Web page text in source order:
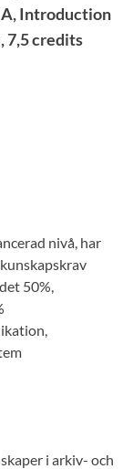
Introduction
7,5 credits
nivå, har
50%,
i arkiv- och